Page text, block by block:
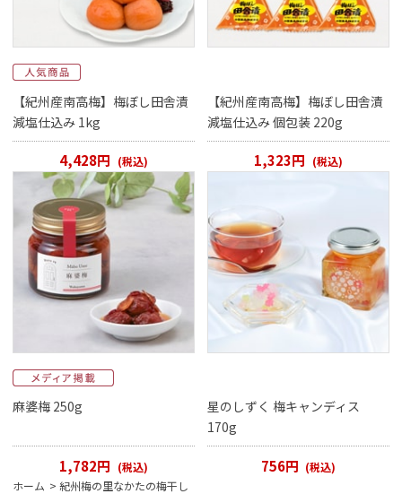
【紀州産南高梅】梅ぼし田舎漬
減塩仕込み 1kg
4,428円 (税込)
【紀州産南高梅】梅ぼし田舎漬
減塩仕込み 個包装 220g
1,323円 (税込)
麻婆梅 250g
1,782円 (税込)
星のしずく 梅キャンディス
170g
756円 (税込)
ホーム > 紀州梅の里なかたの梅干し